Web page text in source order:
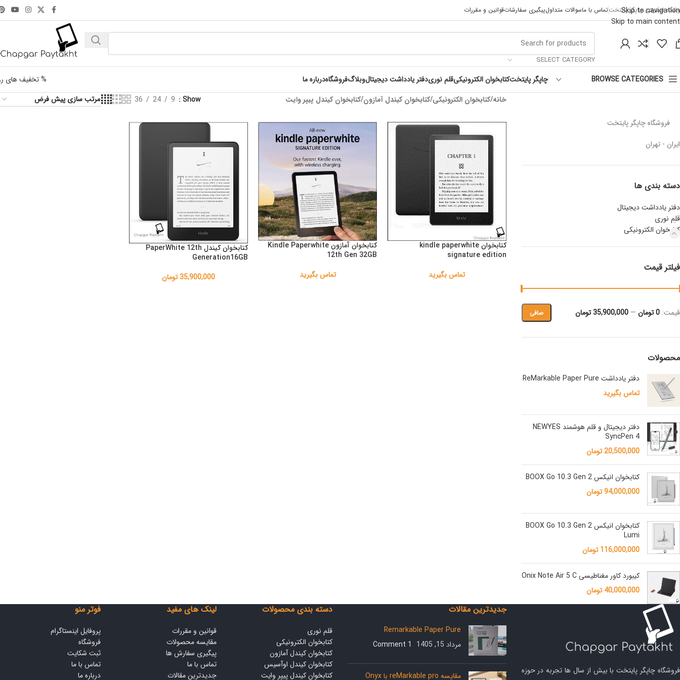
Skip to navigation
Skip to main content
اینترنتی چاپگر پایتختتماس با ماسوالات متداولپیگیری سفارشاتقوانین و مقررات
SELECT CATEGORY
BROWSE CATEGORIES چاپگر پایتختکتابخوان الکترونیکیقلم نوریدفتر یادداشت دیجیتالوبلاگفروشگاهدرباره ما % تخفیف های
فروشگاه چاپگر پایتخت
ایران - تهران
دسته بندی ها
دفتر یادداشت دیجیتال
قلم نوری
کتابخوان الکترونیکی
فیلتر قیمت
صافی قيمت: 0 تومان — 35,900,000 تومان
محصولات
دفتر یادداشت ReMarkable Paper Pure
تماس بگیرید
دفتر دیجیتال و قلم هوشمند NEWYES
SyncPen 4
20,500,000تومان
کتابخوان انیکس BOOX Go 10.3 Gen 2
94,000,000تومان
کتابخوان انیکس BOOX Go 10.3 Gen 2
Lumi
116,000,000 تومان
کیبورد کاور مغناطیسی Onix Note Air 5 C
40,000,000 تومان
خانه کتابخوان الکترونیکی کتابخوان کیندل آمازون کتابخوان کیندل پیپر وایت Show
9
24
36
کتابخوان kindle paperwhite
signature edition
تماس بگیرید
کتابخوان آمازون Kindle Paperwhite
12th Gen 32GB
تماس بگیرید
کتابخوان کیندل PaperWhite 12th
Generation16GB
35,900,000تومان
فروشگاه چاپگر پایتخت با بیش از سال ها تجربه در حوزه
جدیدترین مقالات
Remarkable Paper Pure
مرداد 15, 1405
1 Comment
مقایسه reMarkable pro با Onyx
دسته بندی محصولات
قلم نوری
کتابخوان الکترونیکی
کتابخوان کیندل آمازون
کتابخوان کیندل اوآسیس
کتابخوان کیندل پیپر وایت
لینک های مفید
قوانین و مقررات
مقایسه محصولات
پیگیری سفارش ها
تماس با ما
جدیدترین مقالات
فوتر منو
پروفایل اینستاگرام
فروشگاه
ثبت شکایت
تماس با ما
درباره ما